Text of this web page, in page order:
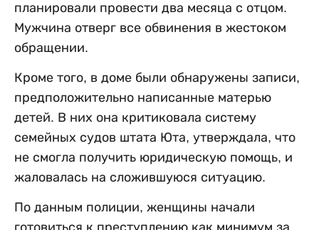
планировали провести два месяца с отцом.
Мужчина отверг все обвинения в жестоком
обращении.
Кроме того, в доме были обнаружены записи,
предположительно написанные матерью
детей. В них она критиковала систему
семейных судов штата Юта, утверждала, что
не смогла получить юридическую помощь, и
жаловалась на сложившуюся ситуацию.
По данным полиции, женщины начали